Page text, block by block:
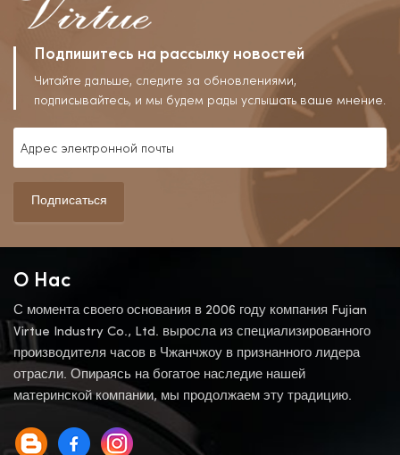
Подпишитесь на рассылку новостей
Читайте дальше, следите за обновлениями,
подписывайтесь, и мы будем рады услышать ваше мнение.
Подписаться
О Нас
С момента своего основания в 2006 году компания Fujian
Virtue Industry Co., Ltd. выросла из специализированного
производителя часов в Чжанчжоу в признанного лидера
отрасли. Опираясь на богатое наследие нашей
материнской компании, мы продолжаем эту традицию.